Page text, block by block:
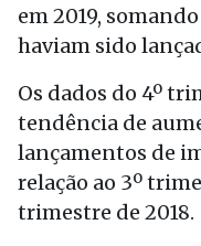
em 2019,
haviam sido
Os dados do 4º
tendência de
lançamentos de
relação ao 3º
trimestre de 2018.